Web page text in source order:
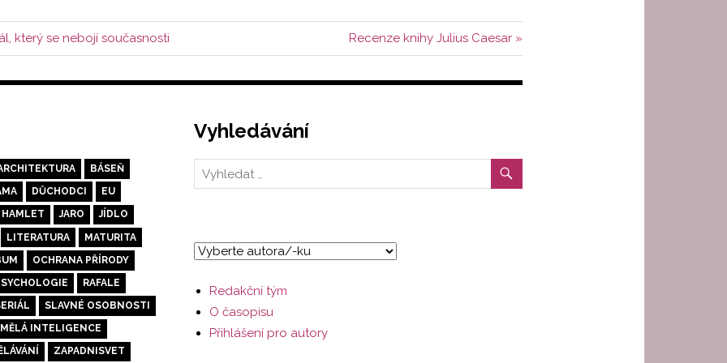
který se nebojí současnosti
Další
příspěvek:
Recenze knihy Julius Caesar
BÁSEŇ
DŮCHODCI EU
HAMLET JARO JÍDLO
LITERATURA MATURITA
OCHRANA PŘÍRODY
RAFALE
SLAVNÉ OSOBNOSTI
INTELIGENCE
ZAPADNISVET
Vyhledávání
Redakční tým
O časopisu
Přihlášení pro autory